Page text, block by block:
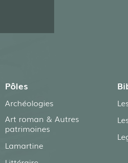
Pôles
Archéologies
Art roman & Autres
patrimoines
Lamartine